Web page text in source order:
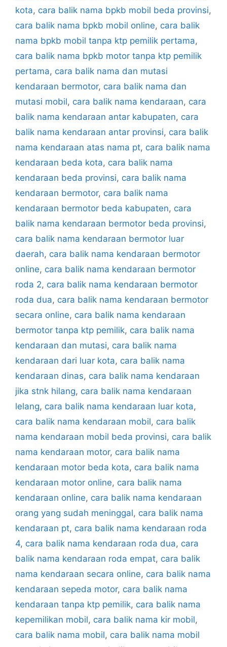
kota, cara balik nama bpkb mobil beda provinsi,
cara balik nama bpkb mobil online, cara balik
nama bpkb mobil tanpa ktp pemilik pertama,
cara balik nama bpkb motor tanpa ktp pemilik
pertama, cara balik nama dan mutasi
kendaraan bermotor, cara balik nama dan
mutasi mobil, cara balik nama kendaraan, cara
balik nama kendaraan antar kabupaten, cara
balik nama kendaraan antar provinsi, cara balik
nama kendaraan atas nama pt, cara balik nama
kendaraan beda kota, cara balik nama
kendaraan beda provinsi, cara balik nama
kendaraan bermotor, cara balik nama
kendaraan bermotor beda kabupaten, cara
balik nama kendaraan bermotor beda provinsi,
cara balik nama kendaraan bermotor luar
daerah, cara balik nama kendaraan bermotor
online, cara balik nama kendaraan bermotor
roda 2, cara balik nama kendaraan bermotor
roda dua, cara balik nama kendaraan bermotor
secara online, cara balik nama kendaraan
bermotor tanpa ktp pemilik, cara balik nama
kendaraan dan mutasi, cara balik nama
kendaraan dari luar kota, cara balik nama
kendaraan dinas, cara balik nama kendaraan
jika stnk hilang, cara balik nama kendaraan
lelang, cara balik nama kendaraan luar kota,
cara balik nama kendaraan mobil, cara balik
nama kendaraan mobil beda provinsi, cara balik
nama kendaraan motor, cara balik nama
kendaraan motor beda kota, cara balik nama
kendaraan motor online, cara balik nama
kendaraan online, cara balik nama kendaraan
orang yang sudah meninggal, cara balik nama
kendaraan pt, cara balik nama kendaraan roda
4, cara balik nama kendaraan roda dua, cara
balik nama kendaraan roda empat, cara balik
nama kendaraan secara online, cara balik nama
kendaraan sepeda motor, cara balik nama
kendaraan tanpa ktp pemilik, cara balik nama
kepemilikan mobil, cara balik nama kir mobil,
cara balik nama mobil, cara balik nama mobil